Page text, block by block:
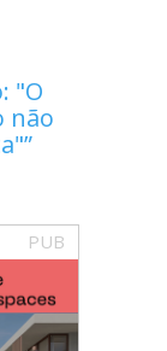
"O
não
PUB